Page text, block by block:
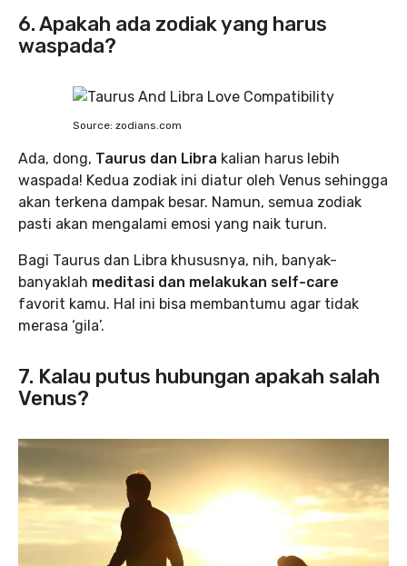
6. Apakah ada zodiak yang harus
waspada?
Source: zodians.com
Ada, dong, Taurus dan Libra kalian harus lebih
waspada! Kedua zodiak ini diatur oleh Venus sehingga
akan terkena dampak besar. Namun, semua zodiak
pasti akan mengalami emosi yang naik turun.
Bagi Taurus dan Libra khususnya, nih, banyak-
banyaklah meditasi dan melakukan self-care
favorit kamu. Hal ini bisa membantumu agar tidak
merasa ‘gila’.
7. Kalau putus hubungan apakah salah
Venus?